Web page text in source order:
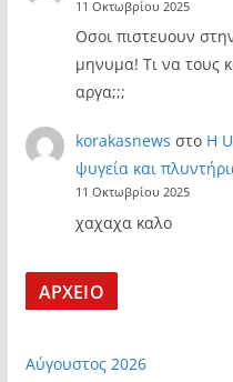
11 Οκτωβρίου 2025
Οσοι πιστευουν
μηνυμα! Τι να τους
αργα;;;
korakasnews στο Η
ψυγεία και
11 Οκτωβρίου 2025
χαχαχα καλο
ΑΡΧΕΙΟ
Αύγουστος 2026